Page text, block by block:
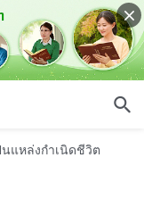
นแหล่งกำเนิดชีวิต